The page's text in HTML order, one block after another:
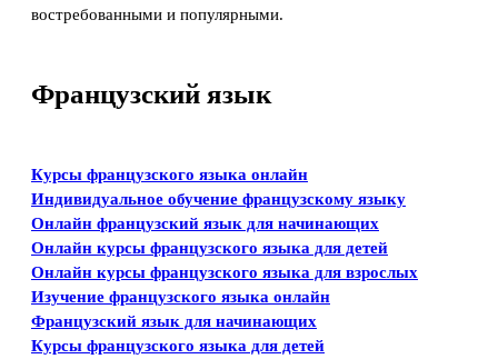
востребованными и популярными.
Французский язык
Курсы французского языка онлайн
Индивидуальное обучение французскому языку
Онлайн французский язык для начинающих
Онлайн курсы французского языка для детей
Онлайн курсы французского языка для взрослых
Изучение французского языка онлайн
Французский язык для начинающих
Курсы французского языка для детей